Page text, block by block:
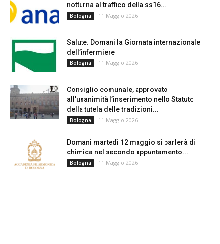
notturna al traffico della ss16...
Bologna 11 Maggio 2026
Salute. Domani la Giornata internazionale
dell’infermiere
Bologna 11 Maggio 2026
Consiglio comunale, approvato
all’unanimità l’inserimento nello Statuto
della tutela delle tradizioni...
Bologna 11 Maggio 2026
Domani martedì 12 maggio si parlerà di
chimica nel secondo appuntamento...
Bologna 11 Maggio 2026